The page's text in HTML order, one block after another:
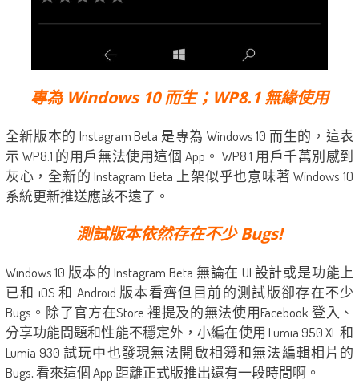
專為 Windows 10 而生；WP8.1 無緣​​使用
全新版本的 Instagram Beta 是專為 Windows 10 而生的，這表
示 WP8.1 的用戶無法使用這個 App。 WP8.1 用戶千萬別感到
灰心，全新的 Instagram Beta 上架似乎也意味著 Windows 10
系統更新推送應該不遠了。
測試版本依然存在不少 Bugs!
Windows 10 版本的 Instagram Beta 無論在 UI 設計或是功能上
已和 iOS 和 Android 版本看齊但目前的測試版卻存在不少
Bugs。除了官方在Store 裡提及的無法使用Facebook 登入、
分享功能問題和性能不穩定外，小編在使用 Lumia 950 XL 和
Lumia 930 試玩中也發現無法開啟相簿和無法編輯相片的
Bugs, 看來這個 App 距離正式版推出還有一段時間啊。